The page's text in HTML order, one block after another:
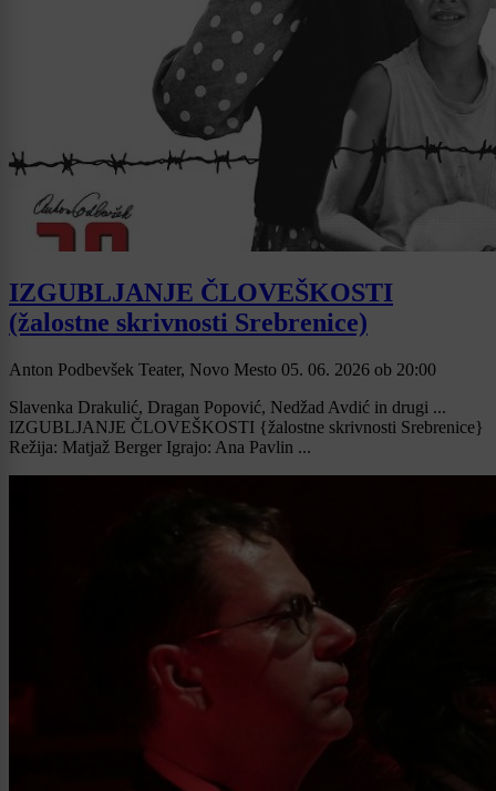
IZGUBLJANJE ČLOVEŠKOSTI
(žalostne skrivnosti Srebrenice)
Anton Podbevšek Teater, Novo Mesto 05. 06. 2026 ob 20:00
Slavenka Drakulić, Dragan Popović, Nedžad Avdić in drugi ...
IZGUBLJANJE ČLOVEŠKOSTI {žalostne skrivnosti Srebrenice}
Režija: Matjaž Berger Igrajo: Ana Pavlin ...